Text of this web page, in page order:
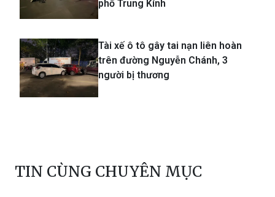
người bị thương